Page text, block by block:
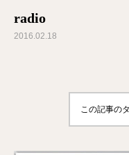
radio
2016.02.18
この記事の